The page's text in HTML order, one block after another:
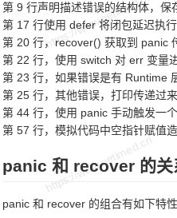
第 9 行声明描述错误的结构体，保
第 17 行使用 defer 将闭包延迟执
第 20 行，recover() 获取到 panic
第 22 行，使用 switch 对 err 变量
第 23 行，如果错误是有 Runtime
第 25 行，其他错误，打印传递过来
第 44 行，使用 panic 手动触发一
第 57 行，模拟代码中空指针赋值
panic 和 recover 的关
panic 和 recover 的组合有如下特性